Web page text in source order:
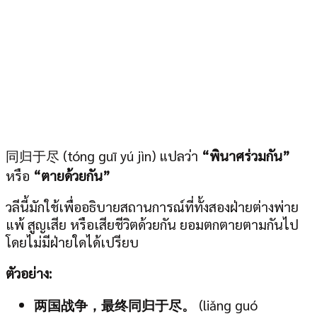
同归于尽 (tóng guī yú jìn) แปลว่า “พินาศร่วมกัน”
หรือ “ตายด้วยกัน”
วลีนี้มักใช้เพื่ออธิบายสถานการณ์ที่ทั้งสองฝ่ายต่างพ่าย
แพ้ สูญเสีย หรือเสียชีวิตด้วยกัน ยอมตกตายตามกันไป
โดยไม่มีฝ่ายใดได้เปรียบ
ตัวอย่าง:
两国战争，最终同归于尽。
(liǎng guó